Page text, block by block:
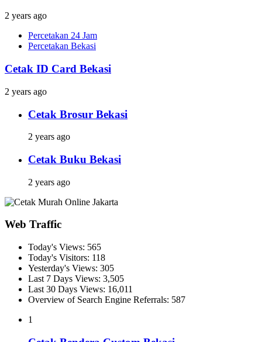
2 years ago
Percetakan 24 Jam
Percetakan Bekasi
Cetak ID Card Bekasi
2 years ago
Cetak Brosur Bekasi
2 years ago
Cetak Buku Bekasi
2 years ago
Web Traffic
Today's Views: 565
Today's Visitors: 118
Yesterday's Views: 305
Last 7 Days Views: 3,505
Last 30 Days Views: 16,011
Overview of Search Engine Referrals: 587
1